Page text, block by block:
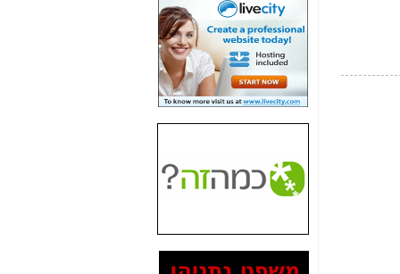
חשיפה: איוב קרא
אישר לקבוצת סלקום
בדיוק מה שביבי אישר
כאן
האם השר איוב קרא
היה צריך בכלל לחתום
על האישור, שנתן
האם ביבי וקרא קבלו
בכלל תמורה עבור
המסמכים בנושא בזק-
Yes (תיק 4000)